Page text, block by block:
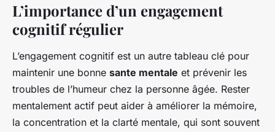
L’importance d’un engagement
cognitif régulier
L’engagement cognitif est un autre tableau clé pour
maintenir une bonne sante mentale et prévenir les
troubles de l’humeur chez la personne âgée. Rester
mentalement actif peut aider à améliorer la mémoire,
la concentration et la clarté mentale, qui sont souvent